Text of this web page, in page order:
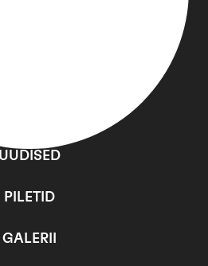
UUDISED
PILETID
GALERII